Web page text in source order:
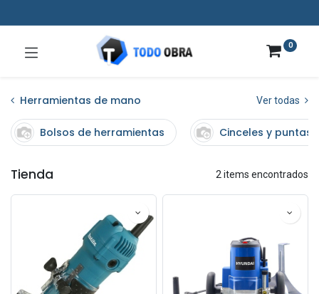
0
Herramientas de mano Ver todas
Bolsos de herramientas Cinceles y puntas
Tienda 2 items encontrados